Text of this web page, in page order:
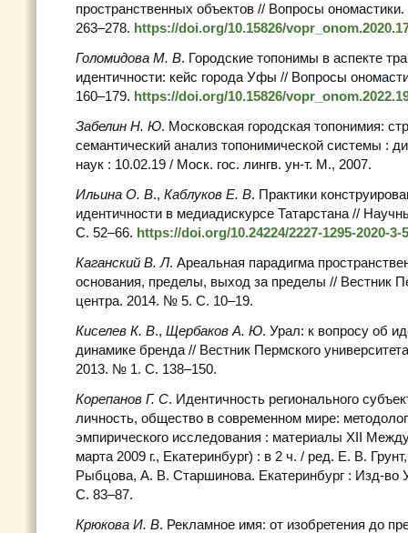
пространственных объектов // Вопросы
263–278. https://doi.org/10.15826/
Голомидова М. В. Городские топонимы в аспекте
идентичности: кейс города Уфы // Вопросы
160–179. https://doi.org/10.15826/
Забелин Н. Ю. Московская городская топонимия:
семантический анализ топонимической системы :
наук : 10.02.19 / Моск. гос. лингв. ун-т. М., 2007.
Ильина О. В., Каблуков Е. В. Практики
идентичности в медиадискурсе Татарстана //
С. 52–66. https://doi.org/10.24224/2227-1295-2020-3-
Каганский В. Л. Ареальная парадигма
основания, пределы, выход за пределы // Вестник
центра. 2014. № 5. С. 10–19.
Киселев К. В., Щербаков А. Ю. Урал: к вопросу об
динамике бренда // Вестник Пермского
2013. № 1. С. 138–150.
Корепанов Г. С. Идентичность регионального
личность, общество в современном мире:
эмпирического исследования : материалы XII
марта 2009 г., Екатеринбург) : в 2 ч. / ред. Е. В.
Рыбцова, А. В. Старшинова. Екатеринбург : Изд-во
С. 83–87.
Крюкова И. В. Рекламное имя: от изобретения до